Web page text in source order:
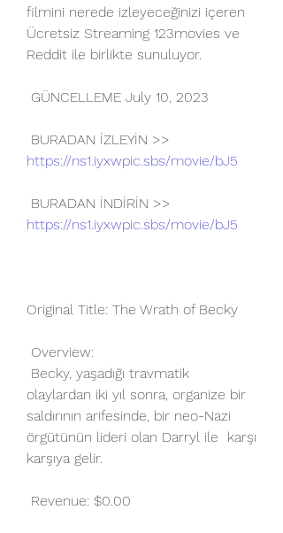
filmini nerede izleyeceğinizi içeren
Ücretsiz Streaming 123movies ve
Reddit ile birlikte sunuluyor.
GÜNCELLEME July 10, 2023
https://ns1.iyxwpic.sbs/movie/bJ5
https://ns1.iyxwpic.sbs/movie/bJ5
Original Title: The Wrath of Becky
Overview:
olaylardan iki yıl sonra, organize bir
saldırının arifesinde, bir neo-Nazi
örgütünün lideri olan Darryl ile  karşı
karşıya gelir.
Revenue: $0.00